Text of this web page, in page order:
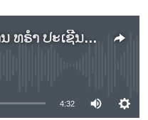
ຟັງລາຍງານ ລັດຖະບານທ່ານ ທຣຳ ປະເຊີນກັບ ການວິພາກວິຈານ ແລະ ຄຳຖາມຫຼາຍຂຶ້ນ
available
4:32